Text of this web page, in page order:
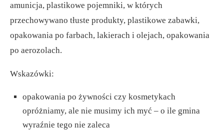
amunicja, plastikowe pojemniki, w których
przechowywano tłuste produkty, plastikowe zabawki,
opakowania po farbach, lakierach i olejach, opakowania
po aerozolach.
Wskazówki:
opakowania po żywności czy kosmetykach
opróżniamy, ale nie musimy ich myć – o ile gmina
wyraźnie tego nie zaleca